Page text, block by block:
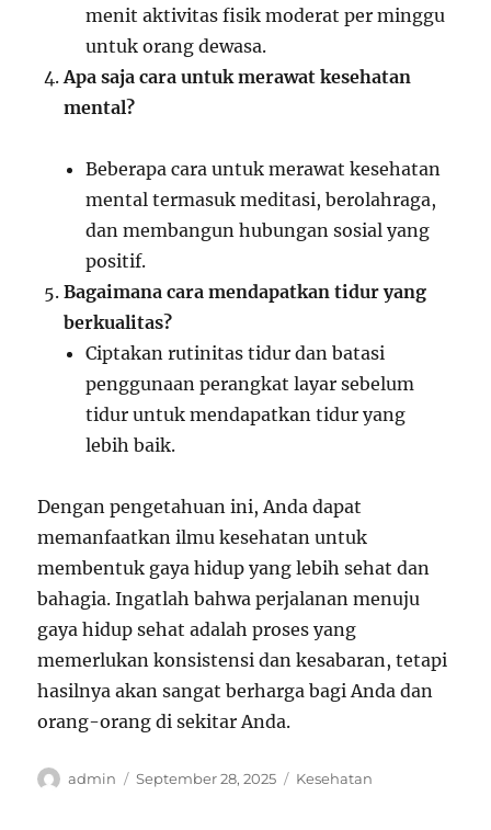
menit aktivitas fisik moderat per minggu
untuk orang dewasa.
Apa saja cara untuk merawat kesehatan
mental?
Beberapa cara untuk merawat kesehatan
mental termasuk meditasi, berolahraga,
dan membangun hubungan sosial yang
positif.
Bagaimana cara mendapatkan tidur yang
berkualitas?
Ciptakan rutinitas tidur dan batasi
penggunaan perangkat layar sebelum
tidur untuk mendapatkan tidur yang
lebih baik.
Dengan pengetahuan ini, Anda dapat
memanfaatkan ilmu kesehatan untuk
membentuk gaya hidup yang lebih sehat dan
bahagia. Ingatlah bahwa perjalanan menuju
gaya hidup sehat adalah proses yang
memerlukan konsistensi dan kesabaran, tetapi
hasilnya akan sangat berharga bagi Anda dan
orang-orang di sekitar Anda.
Author
admin
Posted
September 28, 2025 Categories
Kesehatan